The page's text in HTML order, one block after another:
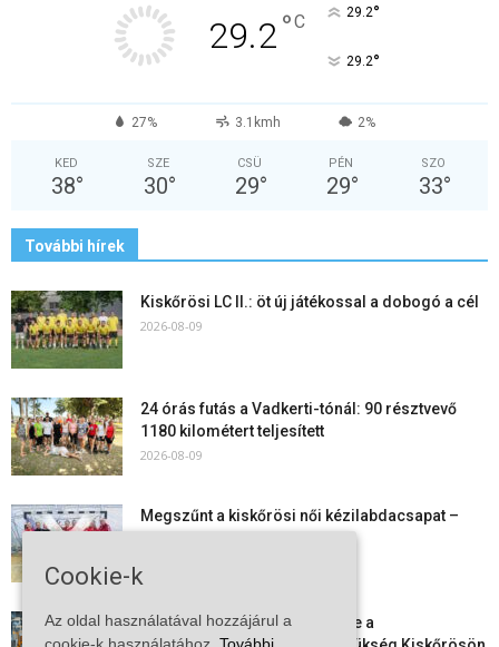
29.2°C 29.2°
29.2°
27% 3.1kmh 2%
KED
38°
SZE
30°
CSÜ
29°
PÉN
29°
SZO
33°
További hírek
Kiskőrösi LC II.: öt új játékossal a dobogó a cél
2026-08-09
24 órás futás a Vadkerti-tónál: 90 résztvevő
1180 kilométert teljesített
2026-08-09
Megszűnt a kiskőrösi női kézilabdacsapat –
Aktuális állásajánlatok: ezekre a
Cookie-k
Az oldal használatával hozzájárul a
cookie-k használatához. További